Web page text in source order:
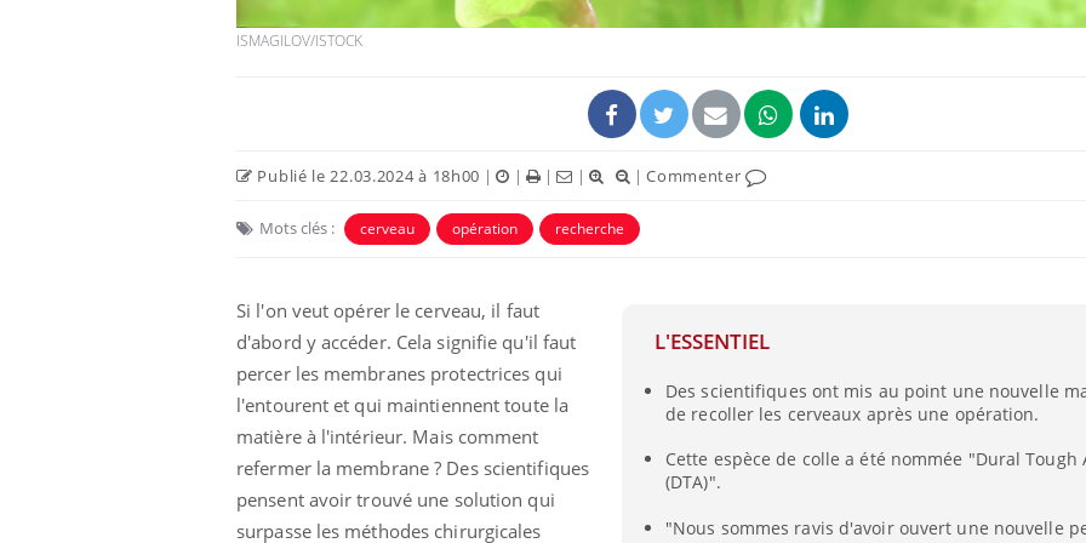
ISMAGILOV/ISTOCK
Publié le 22.03.2024 à 18h00 | | | | |Commenter
Mots clés : cerveau opération recherche
L'ESSENTIEL
Des scientifiques ont mis au point une nouvelle
de recoller les cerveaux après une opération.
Cette espèce de colle a été nommée "Dural Tough
(DTA)".
"Nous sommes ravis d'avoir ouvert une nouvelle
Si l'on veut opérer le cerveau, il faut
d'abord y accéder. Cela signifie qu'il faut
percer les membranes protectrices qui
l'entourent et qui maintiennent toute la
matière à l'intérieur. Mais comment
refermer la membrane ? Des scientifiques
pensent avoir trouvé une solution qui
surpasse les méthodes chirurgicales
Carence en fer : comprendre pour
même alopécie… Les symptômes de la
carence en fer sont multiples ce qui la rend
Youtube
Insuline & Charge mentale : et si on
osait en parler??
reste entourée d'idées reçues chez les
patients comme parfois chez les soignants.